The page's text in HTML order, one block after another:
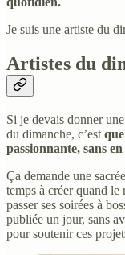
Je suis une artiste du
Artistes du
Si je devais donner
du dimanche, c’est
passionnante, sans
Ça demande une
temps à créer quand le
passer ses soirées à
publiée un jour, sans
pour soutenir ces